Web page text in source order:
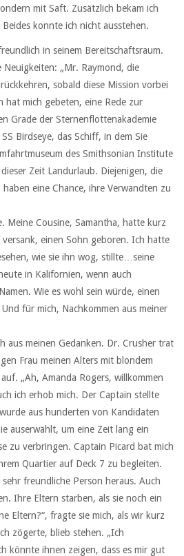
mit Saft. Zusätzlich bekam ich
konnte ich nicht ausstehen.
in seinem Bereitschaftsraum.
„Mr. Raymond, die
sobald diese Mission vorbei
hat mich gebeten, eine Rede zur
Grade der Sternenflottenakademie
Birdseye, das Schiff, in dem Sie
des Smithsonian Institute
Zeit Landurlaub. Diejenigen, die
eine Chance, ihre Verwandten zu
Meine Cousine, Samantha, hatte kurz
einen Sohn geboren. Ich hatte
wie sie ihn wog, stillte…seine
in Kalifornien, wenn auch
Wie es wohl sein würde, einen
für mich, Nachkommen aus meiner
aus meinen Gedanken. Dr. Crusher trat
Frau meinen Alters mit blondem
„Ah, Amanda Rogers, willkommen
ich erhob mich. Der Captain stellte
aus hunderten von Kandidaten
auserwählt, um eine Zeit lang ein
zu verbringen. Captain Picard bat mich
Quartier auf Deck 7 zu begleiten.
freundliche Person heraus. Auch
Ihre Eltern starben, als sie noch ein
Eltern?“, fragte sie mich, als wir kurz
zögerte, blieb stehen. „Ich
könnte ihnen zeigen, dass es mir gut